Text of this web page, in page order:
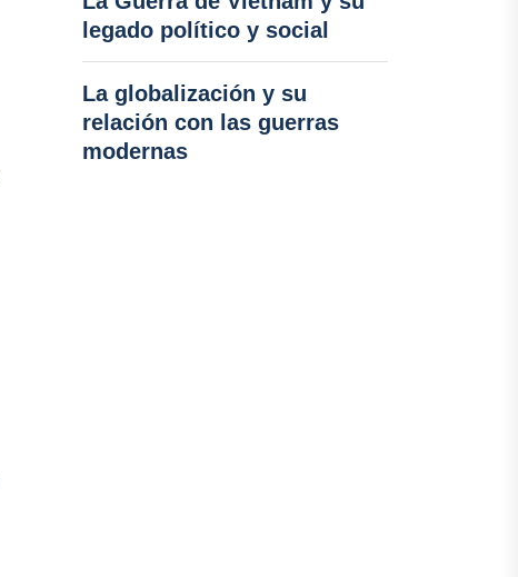
legado político y social
La globalización y su
relación con las guerras
modernas